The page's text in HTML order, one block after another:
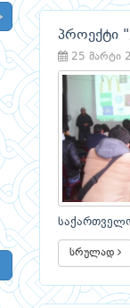
პროექტი
25 მარტი
სრულად